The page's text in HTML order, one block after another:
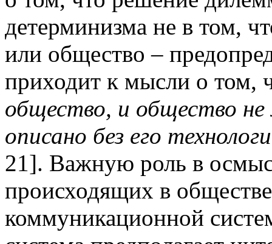
детерминизма не в том,
или общество –
приходит к мысли о том,
общество, и общество
описано без его
21]. Важную роль в
происходящих в
коммуникационной